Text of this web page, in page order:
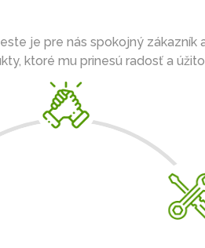
je pre nás spokojný zákazník
ktoré mu prinesú radosť a